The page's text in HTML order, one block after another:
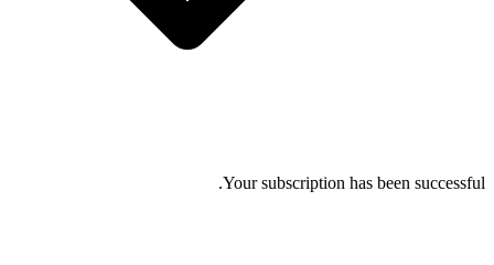
Your subscription has been successful.